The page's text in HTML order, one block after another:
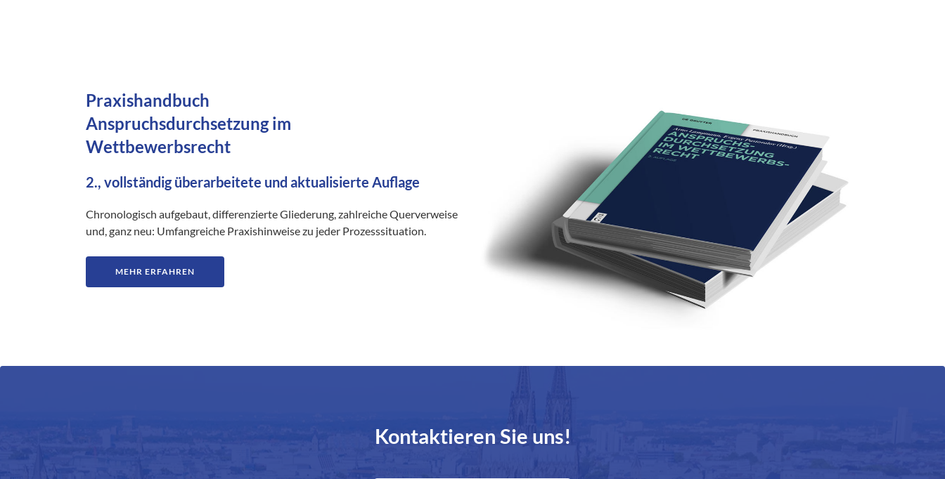
Praxishandbuch
Anspruchsdurchsetzung im
Wettbewerbsrecht
2., vollständig überarbeitete und aktualisierte Auflage
Chronologisch aufgebaut, differenzierte Gliederung, zahlreiche Querverweise
und, ganz neu: Umfangreiche Praxishinweise zu jeder Prozesssituation.
MEHR ERFAHREN
Kontaktieren Sie uns!